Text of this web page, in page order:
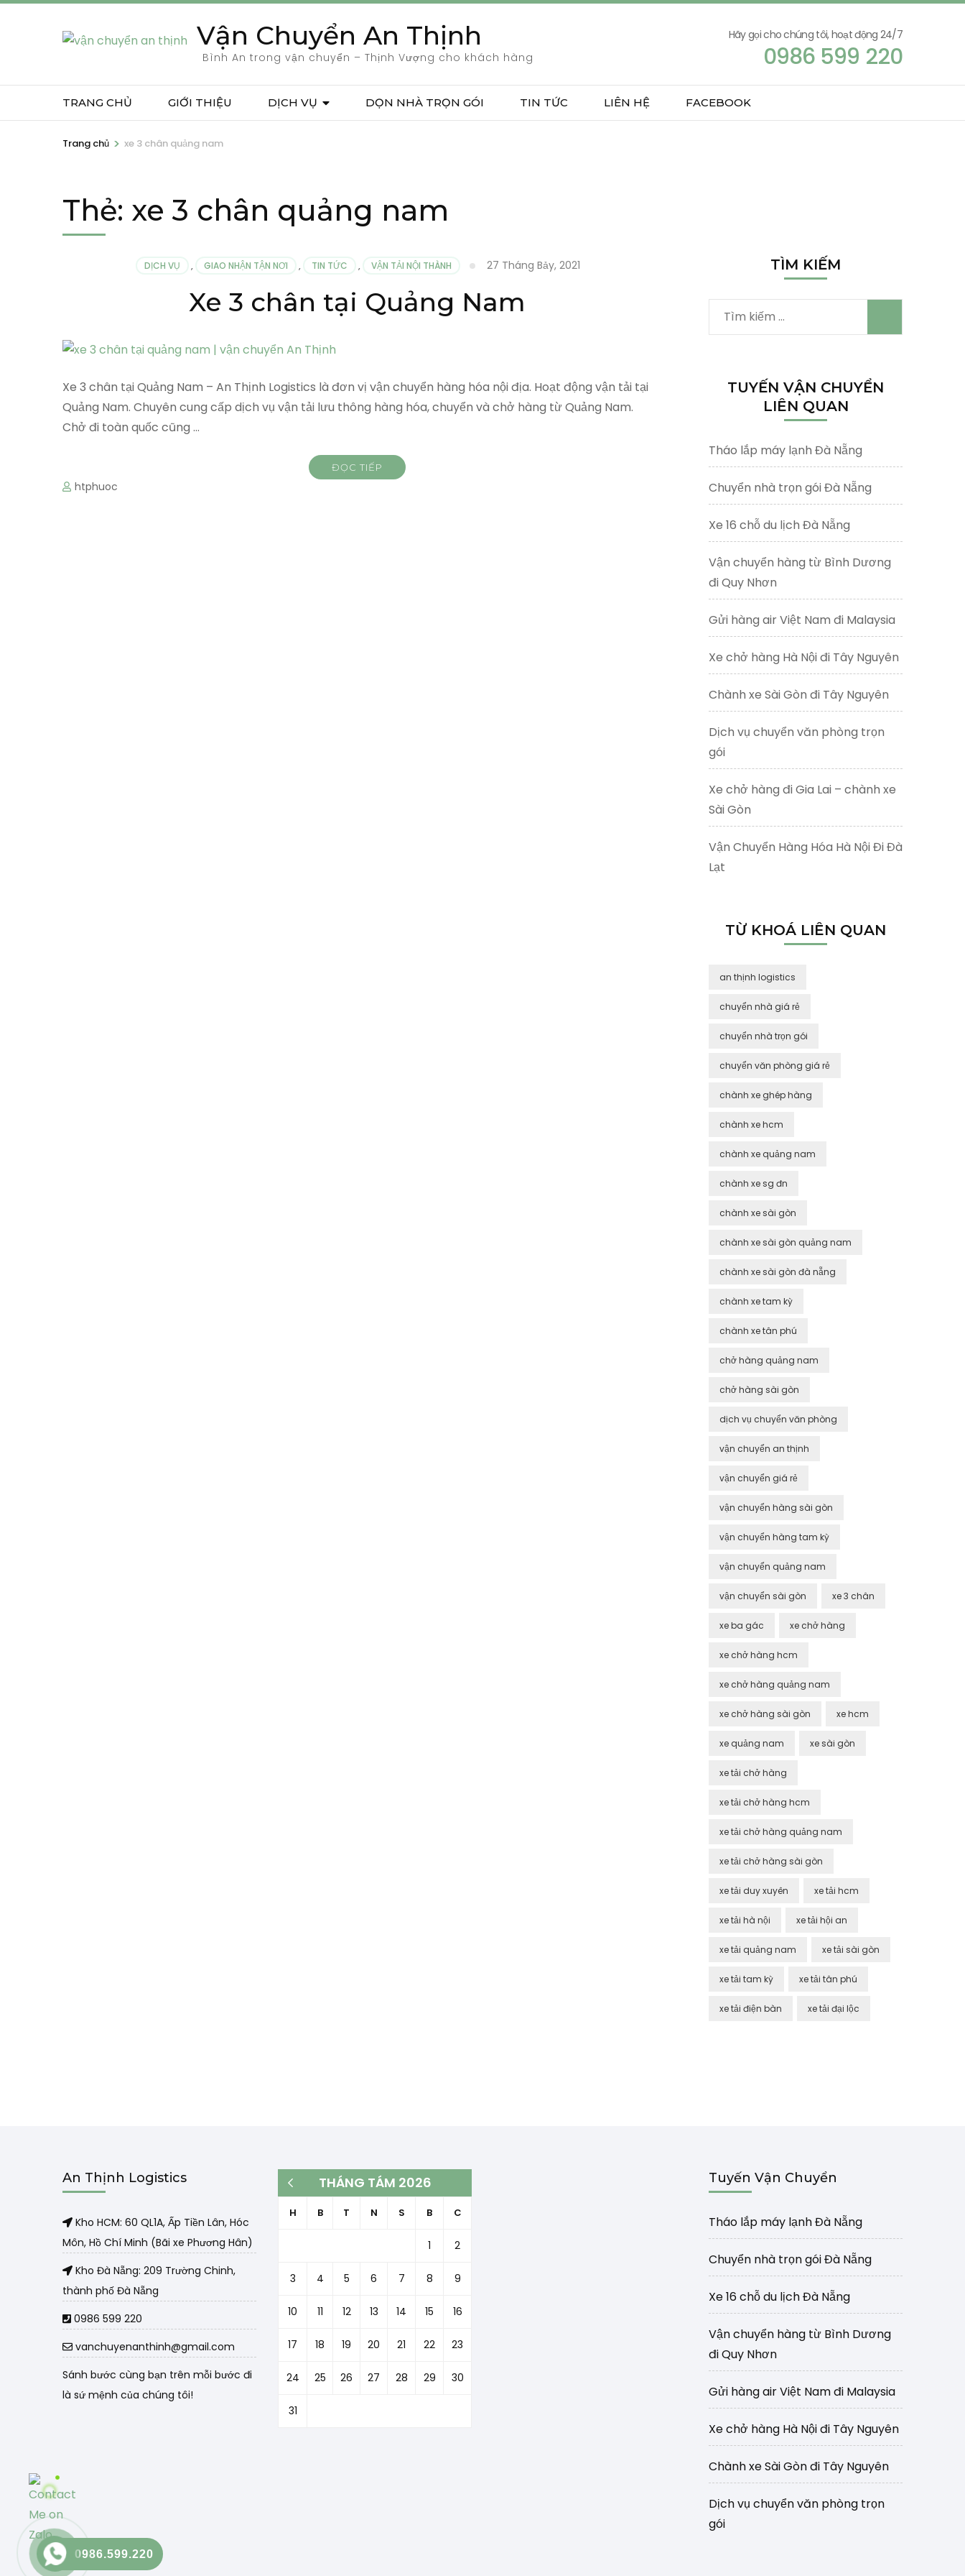
Bỏ
nội
Vận Chuyển An Thịnh
Bình An trong vận chuyển – Thịnh Vượng cho khách hàng
Hãy gọi cho chúng tôi, hoạt động 24/7
0986 599 220
TRANG CHỦ GIỚI THIỆU DỊCH VỤ DỌN NHÀ TRỌN GÓI TIN TỨC LIÊN HỆ FACEBOOK
Trang chủ > xe 3 chân quảng nam
Thẻ: xe 3 chân quảng nam
DỊCH VỤ , GIAO NHẬN TẬN NƠI , TIN TỨC , VẬN TẢI NỘI THÀNH 27 Tháng Bảy, 2021
Xe 3 chân tại Quảng Nam
Xe 3 chân tại Quảng Nam – An Thịnh Logistics là đơn vị vận chuyển hàng hóa nội địa. Hoạt động vận tải tại
Quảng Nam. Chuyên cung cấp dịch vụ vận tải lưu thông hàng hóa, chuyển và chở hàng từ Quảng Nam.
Chở đi toàn quốc cũng …
ĐỌC TIẾP
htphuoc
TÌM KIẾM
Tìm
kiếm
TUYẾN VẬN CHUYỂN
LIÊN QUAN
Tháo lắp máy lạnh Đà Nẵng
Chuyển nhà trọn gói Đà Nẵng
Xe 16 chỗ du lịch Đà Nẵng
Vận chuyển hàng từ Bình Dương
đi Quy Nhơn
Gửi hàng air Việt Nam đi Malaysia
Xe chở hàng Hà Nội đi Tây Nguyên
Chành xe Sài Gòn đi Tây Nguyên
Dịch vụ chuyển văn phòng trọn
gói
Xe chở hàng đi Gia Lai – chành xe
Sài Gòn
Vận Chuyển Hàng Hóa Hà Nội Đi Đà
Lạt
TỪ KHOÁ LIÊN QUAN
an thịnh logistics
chuyển nhà giá rẻ
chuyển nhà trọn gói
chuyển văn phòng giá rẻ
chành xe ghép hàng
chành xe hcm
chành xe quảng nam
chành xe sg đn
chành xe sài gòn
chành xe sài gòn quảng nam
chành xe sài gòn đà nẵng
chành xe tam kỳ
chành xe tân phú
chở hàng quảng nam
chở hàng sài gòn
dịch vụ chuyển văn phòng
vận chuyển an thịnh
vận chuyển giá rẻ
vận chuyển hàng sài gòn
vận chuyển hàng tam kỳ
vận chuyển quảng nam
vận chuyển sài gòn xe 3 chân
xe ba gác xe chở hàng
xe chở hàng hcm
xe chở hàng quảng nam
xe chở hàng sài gòn xe hcm
xe quảng nam xe sài gòn
xe tải chở hàng
xe tải chở hàng hcm
xe tải chở hàng quảng nam
xe tải chở hàng sài gòn
xe tải duy xuyên xe tải hcm
xe tải hà nội xe tải hội an
xe tải quảng nam xe tải sài gòn
xe tải tam kỳ xe tải tân phú
xe tải điện bàn xe tải đại lộc
An Thịnh Logistics
Kho HCM: 60 QL1A, Ấp Tiền Lân, Hóc
Môn, Hồ Chí Minh (Bãi xe Phương Hân)
Kho Đà Nẵng: 209 Trường Chinh,
thành phố Đà Nẵng
0986 599 220
vanchuyenanthinh@gmail.com
Sánh bước cùng bạn trên mỗi bước đi
là sứ mệnh của chúng tôi!
THÁNG TÁM 2026
H B T N S B C
1 2
3 4 5 6 7 8 9
10 11 12 13 14 15 16
17 18 19 20 21 22 23
24 25 26 27 28 29 30
31
« Th3 Tuyến Vận Chuyển
Tháo lắp máy lạnh Đà Nẵng
Chuyển nhà trọn gói Đà Nẵng
Xe 16 chỗ du lịch Đà Nẵng
Vận chuyển hàng từ Bình Dương
đi Quy Nhơn
Gửi hàng air Việt Nam đi Malaysia
Xe chở hàng Hà Nội đi Tây Nguyên
Chành xe Sài Gòn đi Tây Nguyên
Dịch vụ chuyển văn phòng trọn
gói
0986.599.220